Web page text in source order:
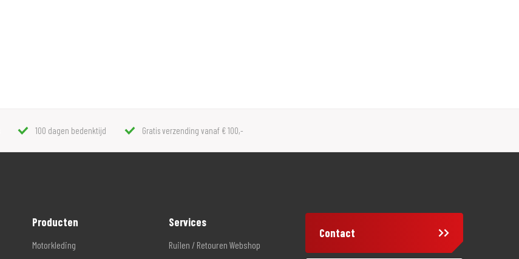
100 dagen bedenktijd Gratis verzending vanaf € 100,-
Producten
Motorkleding
Services
Ruilen / Retouren Webshop
Contact